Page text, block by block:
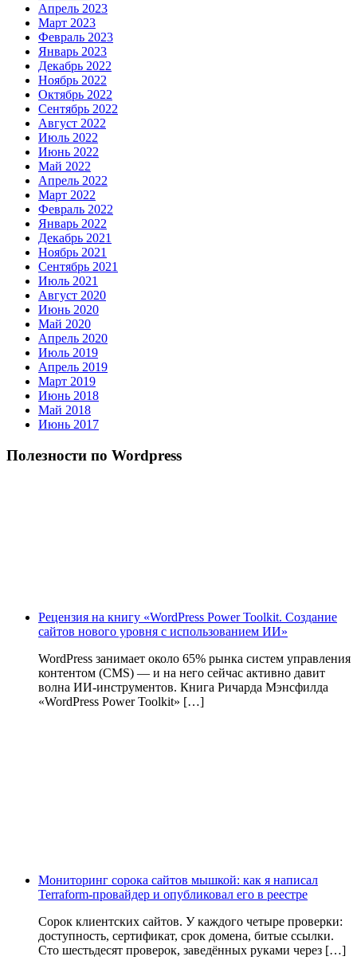
Апрель 2023
Март 2023
Февраль 2023
Январь 2023
Декабрь 2022
Ноябрь 2022
Октябрь 2022
Сентябрь 2022
Август 2022
Июль 2022
Июнь 2022
Май 2022
Апрель 2022
Март 2022
Февраль 2022
Январь 2022
Декабрь 2021
Ноябрь 2021
Сентябрь 2021
Июль 2021
Август 2020
Июнь 2020
Май 2020
Апрель 2020
Июль 2019
Апрель 2019
Март 2019
Июнь 2018
Май 2018
Июнь 2017
Полезности по Wordpress
Рецензия на книгу «WordPress Power Toolkit. Создание
сайтов нового уровня с использованием ИИ»
WordPress занимает около 65% рынка систем управления
контентом (CMS) — и на него сейчас активно давит
волна ИИ‑инструментов. Книга Ричарда Мэнсфилда
«WordPress Power Toolkit» […]
Мониторинг сорока сайтов мышкой: как я написал
Terraform-провайдер и опубликовал его в реестре
Сорок клиентских сайтов. У каждого четыре проверки:
доступность, сертификат, срок домена, битые ссылки.
Сто шестьдесят проверок, заведённых руками через […]